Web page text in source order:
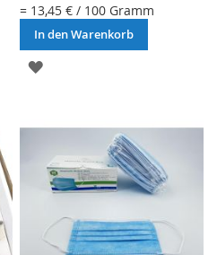
= 13,45 € / 100 Gramm
In den Warenkorb
ZUR
HINZUFÜGEN